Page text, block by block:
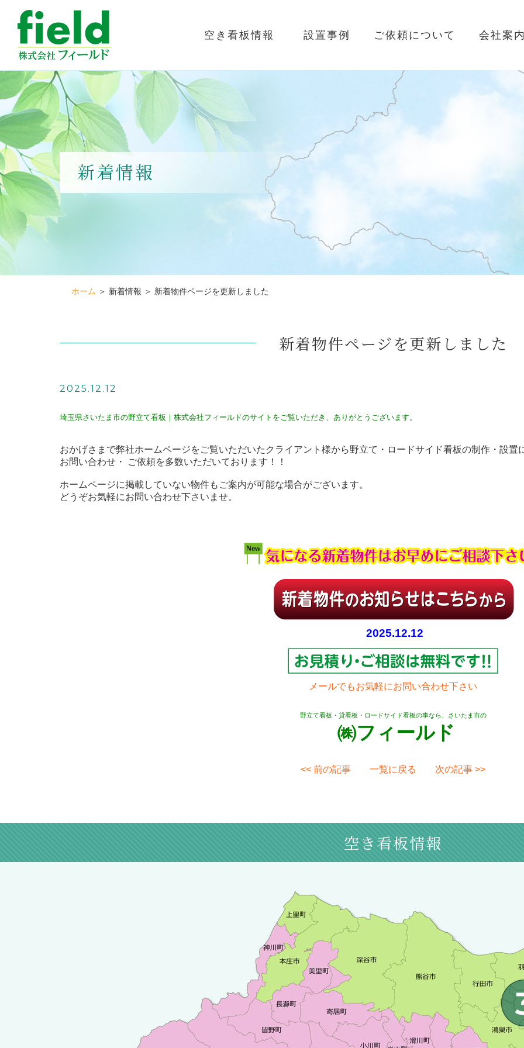
空き看板情報 設置事例 ご依頼について 会社案
新着情報
ホーム ＞ 新着情報 ＞ 新着物件ページを更新しました
新着物件ページを更新しました
2025.12.12
埼玉県さいたま市の野立て看板｜株式会社フィールドのサイトをご覧いただき、ありがとうございます。
おかげさまで弊社ホームページをご覧いただいたクライアント様から野立て・ロードサイド看板の制作・設置
お問い合わせ・ ご依頼を多数いただいております！！
ホームページに掲載していない物件もご案内が可能な場合がございます。
どうぞお気軽にお問い合わせ下さいませ。
2025.12.12
メールでもお気軽にお問い合わせ下さい
野立て看板・貸看板・ロードサイド看板の事なら、さいたま市の
㈱フィールド
<< 前の記事 一覧に戻る 次の記事 >>
空き看板情報